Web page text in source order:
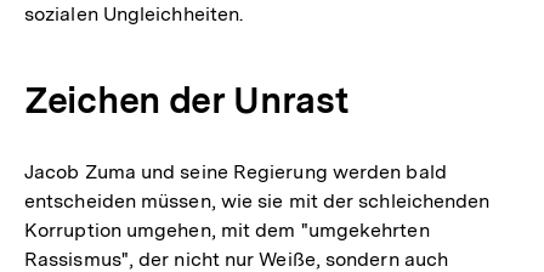
sozialen Ungleichheiten.
Zeichen der Unrast
Jacob Zuma und seine Regierung werden bald
entscheiden müssen, wie sie mit der schleichenden
Korruption umgehen, mit dem "umgekehrten
Rassismus", der nicht nur Weiße, sondern auch